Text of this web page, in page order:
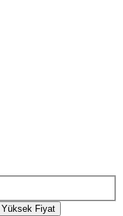
Yüksek Fiyat